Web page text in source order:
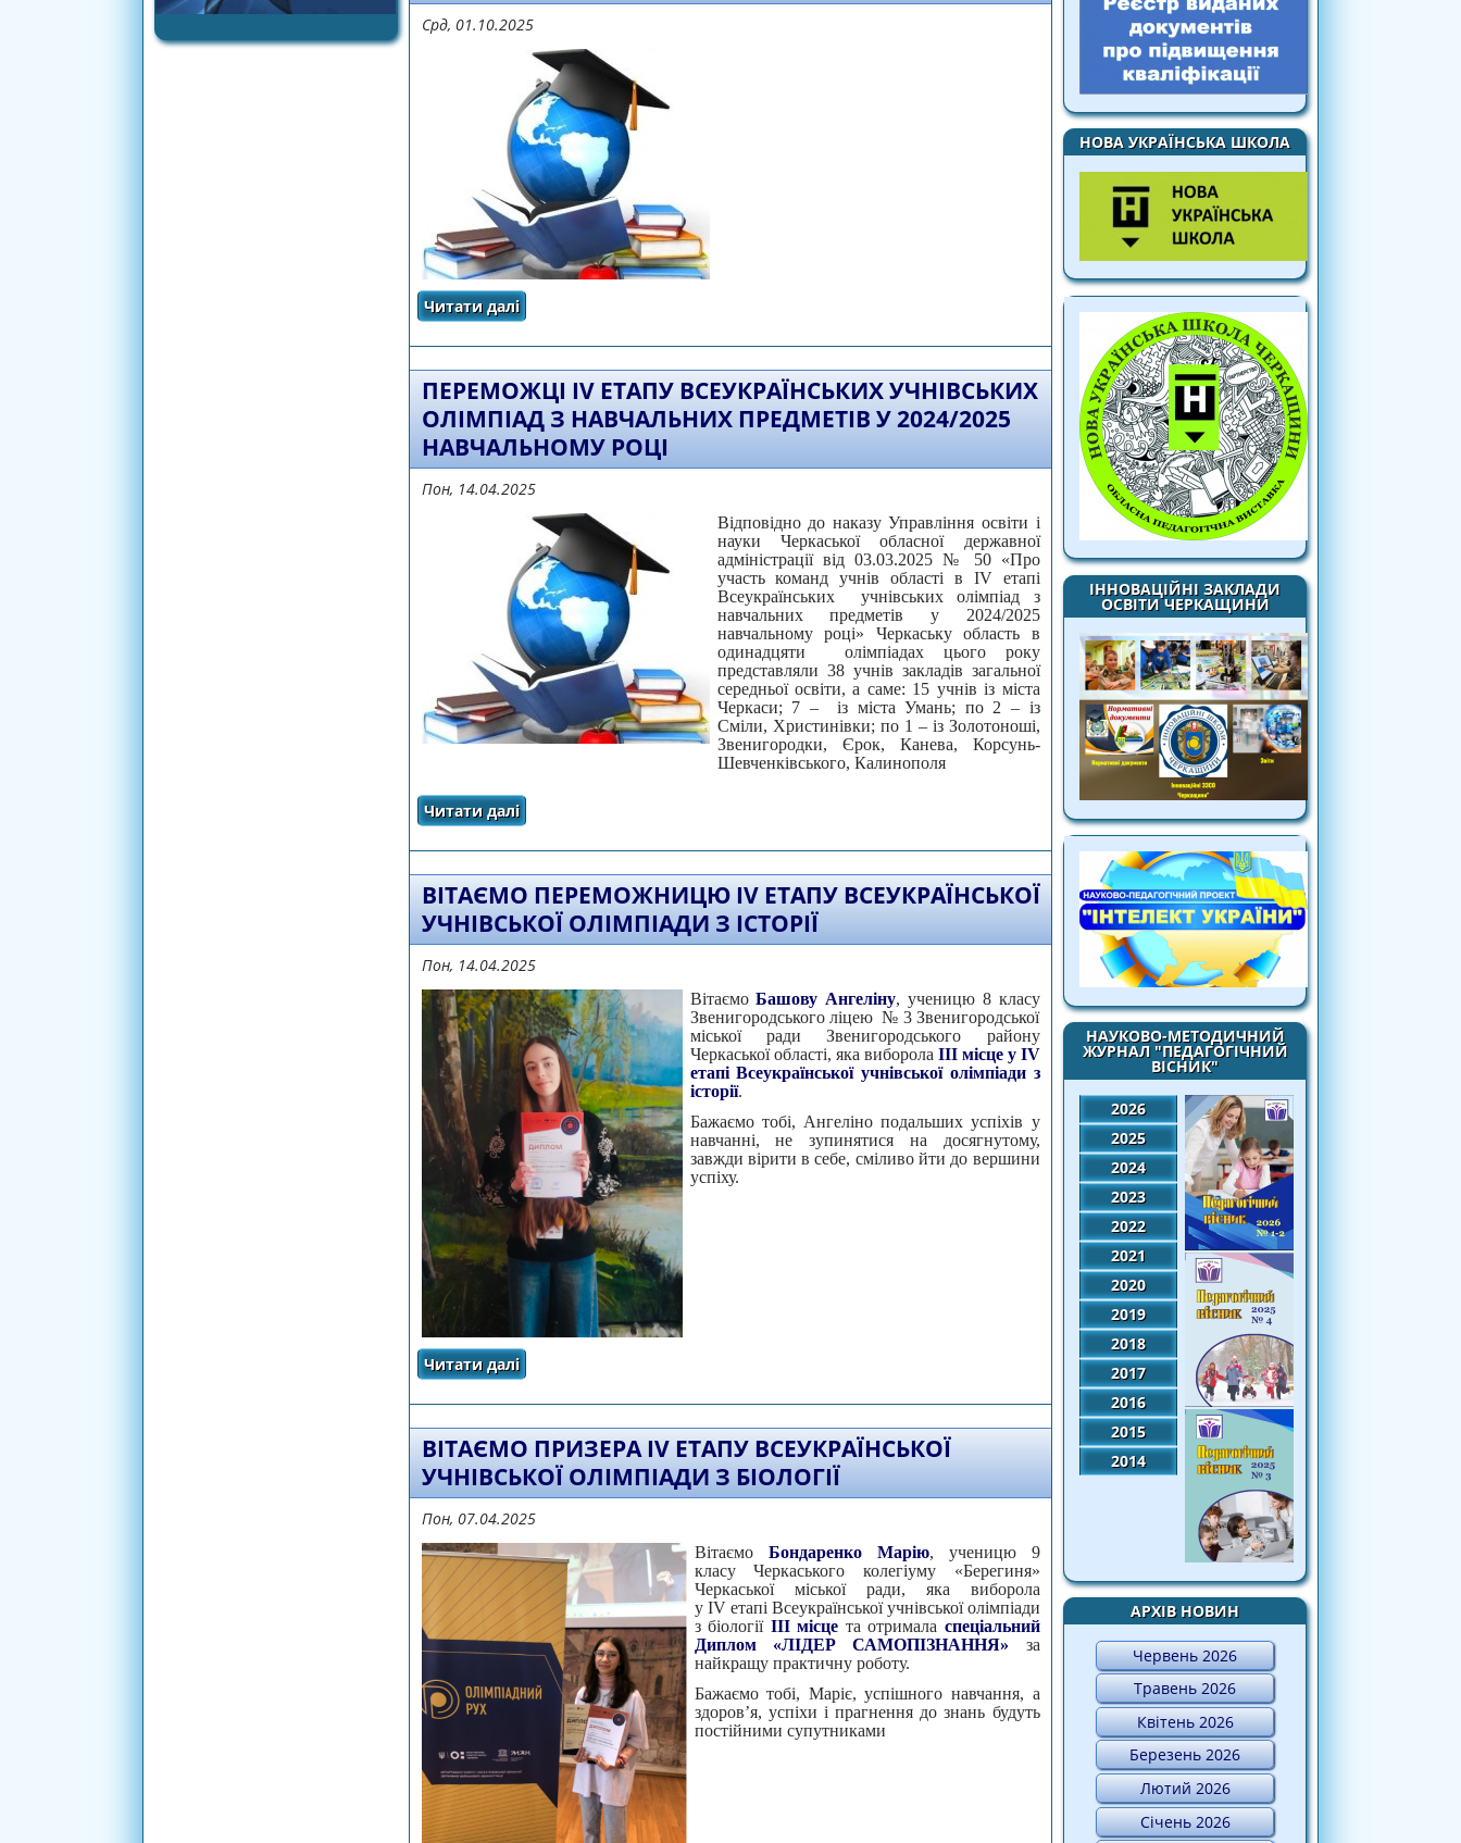
НОВА УКРАЇНСЬКА ШКОЛА
ІННОВАЦІЙНІ ЗАКЛАДИ
ОСВІТИ ЧЕРКАЩИНИ
НАУКОВО-МЕТОДИЧНИЙ
ЖУРНАЛ "ПЕДАГОГІЧНИЙ
ВІСНИК"
2026
2025
2024
2023
2022
2021
2020
2019
2018
2017
2016
2015
2014
АРХІВ НОВИН
Червень 2026
Травень 2026
Квітень 2026
Березень 2026
Лютий 2026
Січень 2026
Срд, 01.10.2025
Читати далі
про Про проведення Всеукраїнських учнівських олімпіад з навчальних предметів у 2025/2026
ПЕРЕМОЖЦІ ІV ЕТАПУ ВСЕУКРАЇНСЬКИХ УЧНІВСЬКИХ
ОЛІМПІАД З НАВЧАЛЬНИХ ПРЕДМЕТІВ У 2024/2025
НАВЧАЛЬНОМУ РОЦІ
Пон, 14.04.2025
Відповідно до наказу Управління освіти і
науки Черкаської обласної державної
адміністрації від 03.03.2025 № 50 «Про
участь команд учнів області в ІV етапі
Всеукраїнських учнівських олімпіад з
навчальних предметів у 2024/2025
навчальному році» Черкаську область в
одинадцяти олімпіадах цього року
представляли 38 учнів закладів загальної
середньої освіти, а саме: 15 учнів із міста
Черкаси; 7 – із міста Умань; по 2 – із
Сміли, Христинівки; по 1 – із Золотоноші,
Звенигородки, Єрок, Канева, Корсунь-
Шевченківського, Калинополя
Читати далі
про Переможці ІV етапу Всеукраїнських учнівських олімпіад з навчальних предметів у 2024/2025
ВІТАЄМО ПЕРЕМОЖНИЦЮ ІV ЕТАПУ ВСЕУКРАЇНСЬКОЇ
УЧНІВСЬКОЇ ОЛІМПІАДИ З ІСТОРІЇ
Пон, 14.04.2025
ВітаємоБашову Ангеліну, ученицю 8 класу
Звенигородського ліцею № 3 Звенигородської
міської ради Звенигородського району
Черкаської області, яка виборола ІІІ місце у ІV
етапі Всеукраїнської учнівської олімпіади з
історії.
Бажаємо тобі, Ангеліно подальших успіхів у
навчанні, не зупинятися на досягнутому,
завжди вірити в себе, сміливо йти до вершини
успіху.
Читати даліпро Вітаємо переможницю ІV етапу Всеукраїнської учнівської олімпіади з історії
ВІТАЄМО ПРИЗЕРА ІV ЕТАПУ ВСЕУКРАЇНСЬКОЇ
УЧНІВСЬКОЇ ОЛІМПІАДИ З БІОЛОГІЇ
Пон, 07.04.2025
Вітаємо Бондаренко Марію, ученицю 9
класу Черкаського колегіуму «Берегиня»
Черкаської міської ради, яка виборола
у ІV етапі Всеукраїнської учнівської олімпіади
з біології ІІІ місце та отримала спеціальний
Диплом «ЛІДЕР САМОПІЗНАННЯ» за
найкращу практичну роботу.
Бажаємо тобі, Маріє, успішного навчання, а
здоров’я, успіхи і прагнення до знань будуть
постійними супутниками